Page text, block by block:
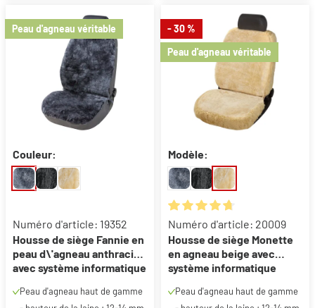
Peau d'agneau véritable
Couleur:
Numéro d'article: 19352
Housse de siège Fannie en
peau d\'agneau anthracite
avec système informatique
Peau d'agneau haut de gamme
- 30 %
Peau d'agneau véritable
Modèle:
Note moyenne de 4.84 sur 5
Numéro d'article: 20009
Housse de siège Monette
en agneau beige avec
système informatique
Peau d'agneau haut de gamme